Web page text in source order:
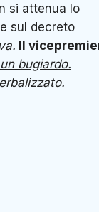
si attenua lo
sul decreto
Il
bugiardo.